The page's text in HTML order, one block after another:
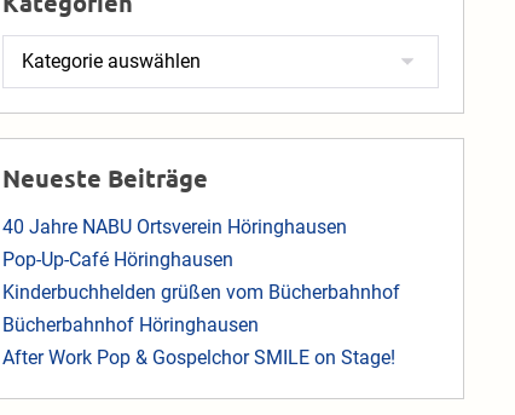
Kategorien
Neueste Beiträge
40 Jahre NABU Ortsverein Höringhausen
Pop-Up-Café Höringhausen
Kinderbuchhelden grüßen vom Bücherbahnhof
Bücherbahnhof Höringhausen
After Work Pop & Gospelchor SMILE on Stage!